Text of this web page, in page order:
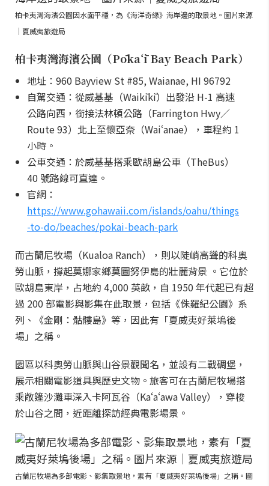
柏卡夷灣海濱公園因水面平穩，為《海洋奇緣》海岸邊的取景地。圖片來源
｜夏威夷旅遊局
柏卡夷灣海濱公園（Pōkaʻī Bay Beach Park）
地址：960 Bayview St #85, Waianae, HI 96792
自駕交通：從威基基（Waikīkī）出發沿 H-1 高速
公路向西，銜接法林頓公路（Farrington Hwy／
Route 93）北上至懷亞奈（Waiʻanae），車程約 1
小時。
公車交通：於威基基搭乘歐胡島公車（TheBus）
40 號路線可直達。
官網：
https://www.gohawaii.com/islands/oahu/things
-to-do/beaches/pokai-beach-park
而古蘭尼牧場（Kualoa Ranch），則以陡峭高聳的科奧
勞山脈，撐起莫娜家鄉莫圖努伊島的壯麗背景 。它位於
歐胡島東岸，占地約 4,000 英畝，自 1950 年代起已有超
過 200 部電影與影集在此取景，包括《侏羅紀公園》系
列、《金剛：骷髏島》等，因此有「夏威夷好萊塢後
場」之稱。
園區以科奧勞山脈與山谷景觀聞名，並設有二戰碉堡，
展示相關電影道具與歷史文物。旅客可在古蘭尼牧場搭
乘敞篷沙灘車深入卡阿瓦谷（Kaʻaʻawa Valley），穿梭
於山谷之間，近距離探訪經典電影場景。
古蘭尼牧場為多部電影、影集取景地，素有「夏威夷好萊塢後場」之稱。圖